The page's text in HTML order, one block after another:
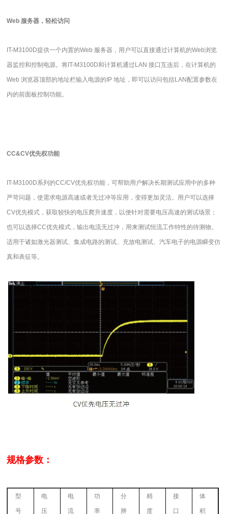
Web 服务器，轻松访问
IT-M3100D提供一个内置的Web 服务器，用户可以直接通过计算机的Web浏览
器监控和控制电源。将 IT-M3100D和计算机通过 LAN接口互连后，在计算机的
Web浏览器顶部的地址栏输入电源的 IP地址，即可以访问包括LAN 配置参数在
内的前面板控制功能。
CC&CV优先权功能
IT-M3100D系列的CC/CV优先权功能，可帮助用户解决长期测试应用中的多种
严苛问题，使需求电源高速或者无过冲等应用，变得更加灵活。用户可以选择
CV优先模式，获取较快的电压爬升速度，以便针对需要电压高速的测试场景；
也可以选择CC优先模式，输出电流无过冲，用来测试恒流工作特性的待测物。
适用于诸如激光器测试、集成电路的测试、充放电测试、汽车电子的电源瞬变仿
真和表征等。
规格参数：
型
号
电
压
电
流
功
率
分
辨
精
度
接
口
体
积